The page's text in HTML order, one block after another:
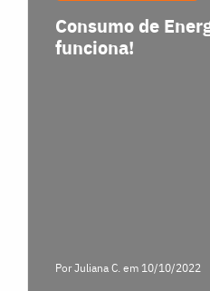
Consumo de
funciona!
Por Juliana C. em 10/10/2022